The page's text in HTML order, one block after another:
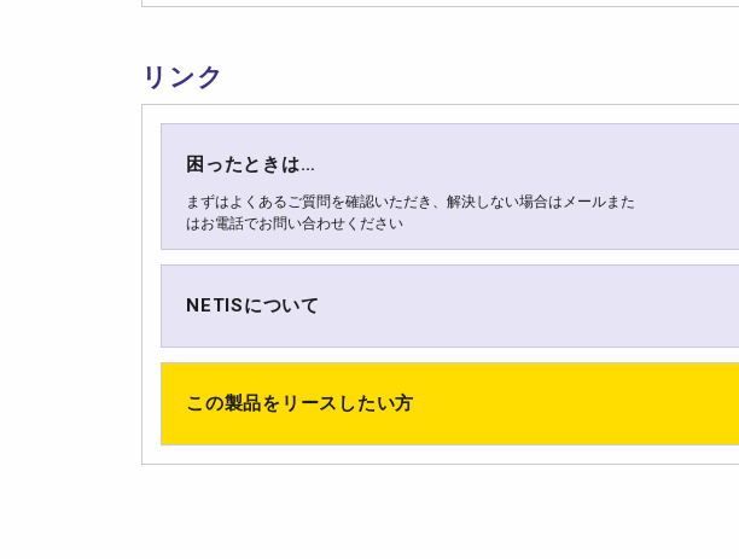
リンク
困ったときは…
まずはよくあるご質問を確認いただき、解決しない場合はメールまた
はお電話でお問い合わせください
NETISについて
この製品をリースしたい方